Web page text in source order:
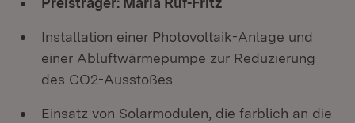
Installation einer Photovoltaik-Anlage und
einer Abluftwärmepumpe zur Reduzierung
des CO2-Ausstoßes
Einsatz von Solarmodulen, die farblich an die